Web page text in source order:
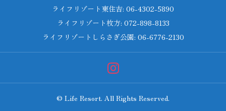
ライフリゾート東住吉: 06-4302-5890
ライフリゾート枚方: 072-898-8133
ライフリゾートしらさぎ公園: 06-6776-2130
© Life Resort. All Rights Reserved.